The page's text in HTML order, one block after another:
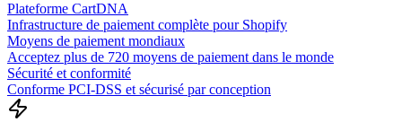
Plateforme CartDNA
Infrastructure de paiement complète pour Shopify
Moyens de paiement mondiaux
Acceptez plus de 720 moyens de paiement dans le monde
Sécurité et conformité
Conforme PCI-DSS et sécurisé par conception